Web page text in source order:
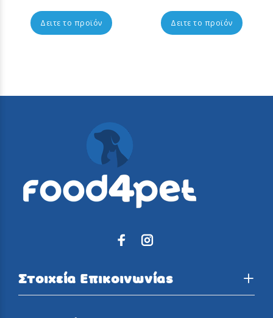
Δειτε το προϊόν Δειτε το προϊόν
Στοιχεία Επικοινωνίας